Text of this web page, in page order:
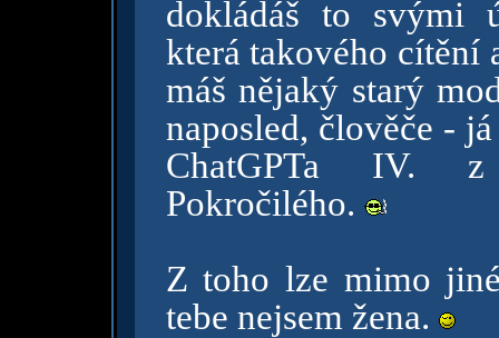
dokládáš to svými
která takového cítění
máš nějaký starý
naposled, člověče -
ChatGPTa IV. z
Pokročilého.
Z toho lze mimo
tebe nejsem žena.